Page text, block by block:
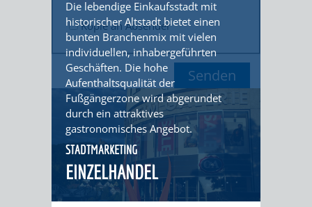
SERVICEBEREICH
FÜR
VEREINE
UND
ORGANISATIONEN
EHRUNGEN
HILFREICHE
Kopie an Absender
Die lebendige Einkaufsstadt mit
historischer Altstadt bietet einen
bunten Branchenmix mit vielen
individuellen, inhabergeführten
Geschäften. Die hohe
Aufenthaltsqualität der
Fußgängerzone wird abgerundet
durch ein attraktives
gastronomisches Angebot.
STADTMARKETING
EINZELHANDEL